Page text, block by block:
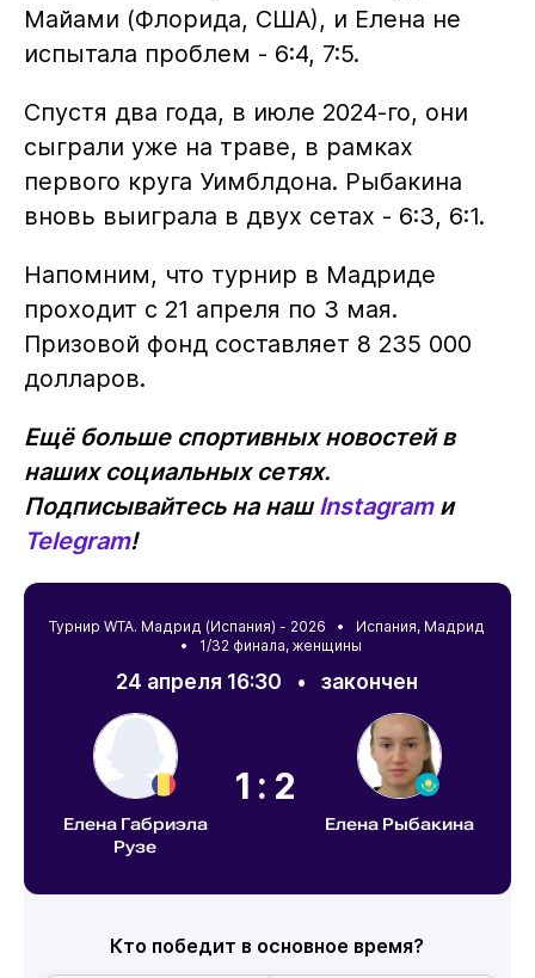
Майами (Флорида, США), и Елена не
испытала проблем - 6:4, 7:5.
Спустя два года, в июле 2024-го, они
сыграли уже на траве, в рамках
первого круга Уимблдона. Рыбакина
вновь выиграла в двух сетах - 6:3, 6:1.
Напомним, что турнир в Мадриде
проходит с 21 апреля по 3 мая.
Призовой фонд составляет 8 235 000
долларов.
Ещё больше спортивных новостей в
наших социальных сетях.
Подписывайтесь на нашInstagramи
Telegram!
Турнир WTA. Мадрид (Испания) - 2026 • Испания, Мадрид
• 1/32 финала, женщины
24 апреля 16:30 •закончен
Елена Габриэла
Рузе
1:2
Елена Рыбакина
Кто победит в основное время?